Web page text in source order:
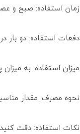
زمان استفاده: صبح و
دفعات استفاده: دو بار در
میزان استفاده: به
نحوه مصرف: مقدار
نکات استفاده: دقت